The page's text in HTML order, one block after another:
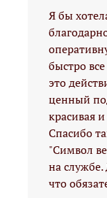
Я бы
быстро
это
ценный
красивая
Спасибо
"Символ
на
что